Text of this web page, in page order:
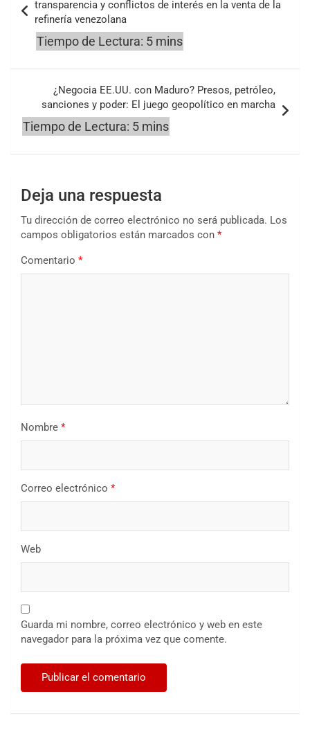
entradas
transparencia y conflictos de interés en la venta de la
refinería venezolana
¿Negocia EE.UU. con Maduro? Presos, petróleo,
sanciones y poder: El juego geopolítico en marcha
Deja una respuesta
Tu dirección de correo electrónico no será publicada. Los
campos obligatorios están marcados con *
Comentario *
Nombre *
Correo electrónico *
Web
Guarda mi nombre, correo electrónico y web en este
navegador para la próxima vez que comente.